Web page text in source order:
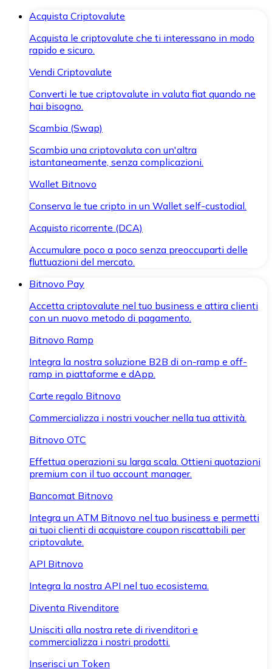
Acquista Criptovalute
Acquista le criptovalute che ti interessano in modo
rapido e sicuro.
Vendi Criptovalute
Converti le tue criptovalute in valuta fiat quando ne
hai bisogno.
Scambia (Swap)
Scambia una criptovaluta con un'altra
istantaneamente, senza complicazioni.
Wallet Bitnovo
Conserva le tue cripto in un Wallet self-custodial.
Acquisto ricorrente (DCA)
Accumulare poco a poco senza preoccuparti delle
fluttuazioni del mercato.
Bitnovo Pay
Accetta criptovalute nel tuo business e attira clienti
con un nuovo metodo di pagamento.
Bitnovo Ramp
Integra la nostra soluzione B2B di on-ramp e off-
ramp in piattaforme e dApp.
Carte regalo Bitnovo
Commercializza i nostri voucher nella tua attività.
Bitnovo OTC
Effettua operazioni su larga scala. Ottieni quotazioni
premium con il tuo account manager.
Bancomat Bitnovo
Integra un ATM Bitnovo nel tuo business e permetti
ai tuoi clienti di acquistare coupon riscattabili per
criptovalute.
API Bitnovo
Integra la nostra API nel tuo ecosistema.
Diventa Rivenditore
Unisciti alla nostra rete di rivenditori e
commercializza i nostri prodotti.
Inserisci un Token